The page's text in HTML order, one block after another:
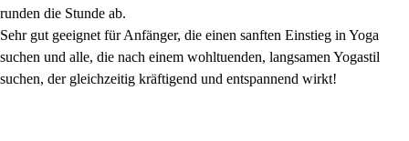
runden die Stunde ab.
Sehr gut geeignet für Anfänger, die einen sanften Einstieg in Yoga
suchen und alle, die nach einem wohltuenden, langsamen Yogastil
suchen, der gleichzeitig kräftigend und entspannend wirkt!